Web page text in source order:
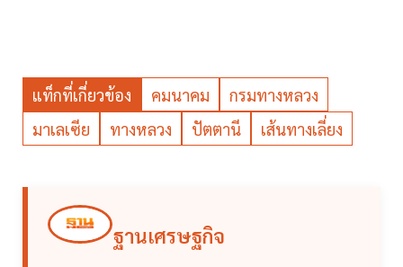
แท็กที่เกี่ยวข้อง คมนาคม
กรมทางหลวง
มาเลเซีย
ทางหลวง ปัตตานี เส้นทางเลี่ยง
ฐานเศรษฐกิจ